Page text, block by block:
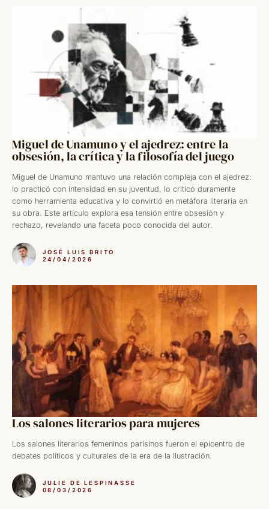
Miguel de Unamuno y el ajedrez: entre la
obsesión, la crítica y la filosofía del juego
Miguel de Unamuno mantuvo una relación compleja con el ajedrez:
lo practicó con intensidad en su juventud, lo criticó duramente
como herramienta educativa y lo convirtió en metáfora literaria en
su obra. Este artículo explora esa tensión entre obsesión y
rechazo, revelando una faceta poco conocida del autor.
JOSÉ LUIS BRITO
24/04/2026
Los salones literarios para mujeres
Los salones literarios femeninos parisinos fueron el epicentro de
debates políticos y culturales de la era de la Ilustración.
JULIE DE LESPINASSE
08/03/2026